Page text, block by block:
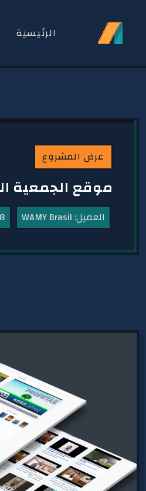
الرئيسية
عرض المشروع
موقع الجمعية
العميل: WAMY Brasil